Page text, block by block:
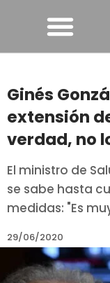
Ginés
extensión
verdad, no
El ministro de
se sabe hasta
medidas: "Es
29/06/2020